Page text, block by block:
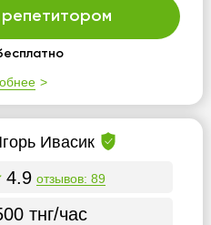
репетитором
Ивасик
4.9 отзывов: 89
тнг/час